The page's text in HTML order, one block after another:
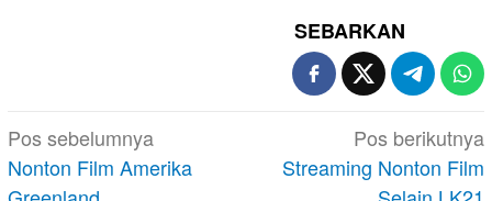
SEBARKAN
Navigasi
pos
Pos sebelumnya
Nonton Film Amerika
Pos berikutnya
Streaming Nonton Film